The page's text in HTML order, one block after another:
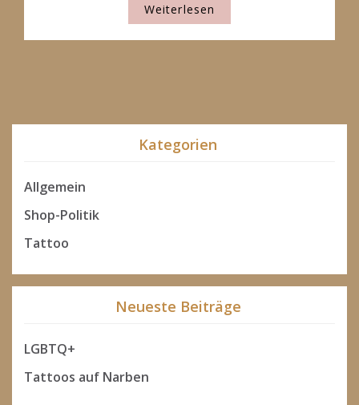
Weiterlesen
Kategorien
Allgemein
Shop-Politik
Tattoo
Neueste Beiträge
LGBTQ+
Tattoos auf Narben